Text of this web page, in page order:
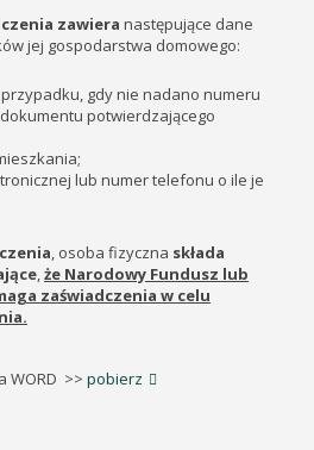
zawiera następujące dane
jej gospodarstwa domowego:
przypadku, gdy nie nadano numeru
dokumentu potwierdzającego
lub numer telefonu o ile je
, osoba fizyczna składa
,że Narodowy Fundusz lub
zaświadczenia w celu
WORD >> pobierz